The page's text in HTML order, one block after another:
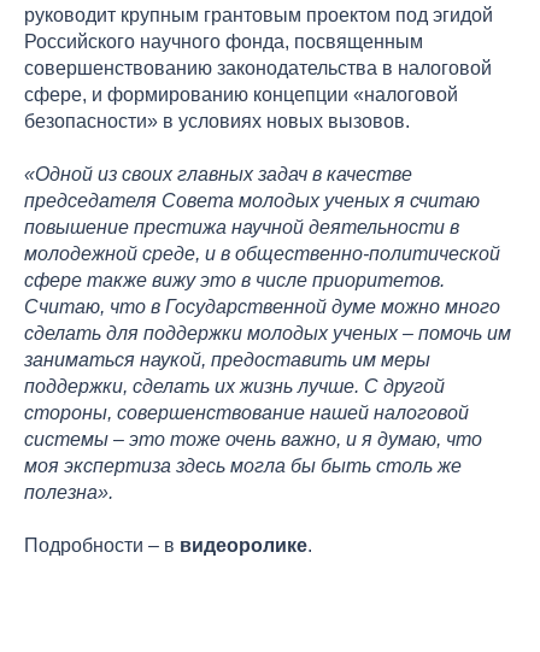
руководит крупным грантовым проектом под эгидой
Российского научного фонда, посвященным
совершенствованию законодательства в налоговой
сфере, и формированию концепции «налоговой
безопасности» в условиях новых вызовов.
«Одной из своих главных задач в качестве
председателя Совета молодых ученых я считаю
повышение престижа научной деятельности в
молодежной среде, и в общественно-политической
сфере также вижу это в числе приоритетов.
Считаю, что в Государственной думе можно много
сделать для поддержки молодых ученых – помочь им
заниматься наукой, предоставить им меры
поддержки, сделать их жизнь лучше. С другой
стороны, совершенствование нашей налоговой
системы – это тоже очень важно, и я думаю, что
моя экспертиза здесь могла бы быть столь же
полезна».
Подробности – в видеоролике.